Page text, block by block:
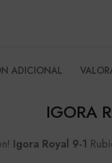
ADICIONAL
IGORA
Igora Royal 9-1